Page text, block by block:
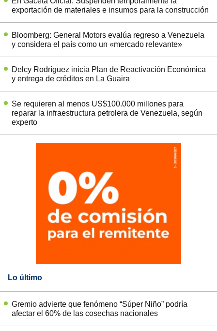
exportación de materiales e insumos para la construcción
Bloomberg: General Motors evalúa regreso a Venezuela
y considera el país como un «mercado relevante»
Delcy Rodríguez inicia Plan de Reactivación Económica
y entrega de créditos en La Guaira
Se requieren al menos US$100.000 millones para
reparar la infraestructura petrolera de Venezuela, según
experto
Lo último
Gremio advierte que fenómeno “Súper Niño” podría
afectar el 60% de las cosechas nacionales